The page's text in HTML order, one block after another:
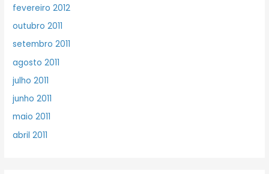
fevereiro 2012
outubro 2011
setembro 2011
agosto 2011
julho 2011
junho 2011
maio 2011
abril 2011